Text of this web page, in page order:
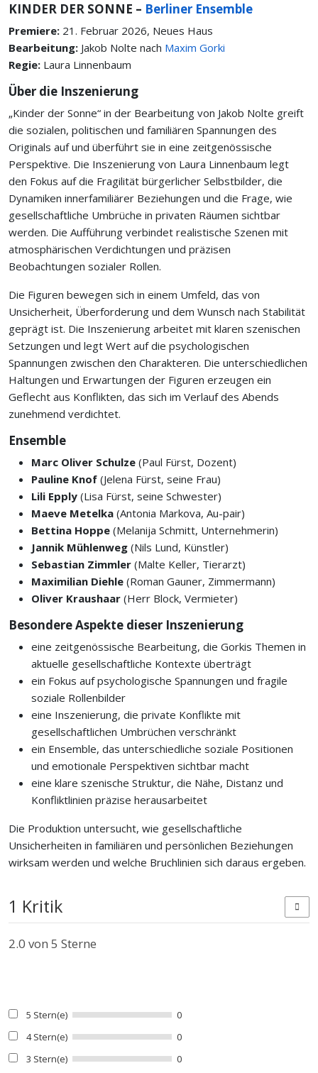
KINDER DER SONNE – Berliner Ensemble
Premiere: 21. Februar 2026, Neues Haus
Bearbeitung: Jakob Nolte nach Maxim Gorki
Regie: Laura Linnenbaum
Über die Inszenierung
„Kinder der Sonne“ in der Bearbeitung von Jakob Nolte greift
die sozialen, politischen und familiären Spannungen des
Originals auf und überführt sie in eine zeitgenössische
Perspektive. Die Inszenierung von Laura Linnenbaum legt
den Fokus auf die Fragilität bürgerlicher Selbstbilder, die
Dynamiken innerfamiliärer Beziehungen und die Frage, wie
gesellschaftliche Umbrüche in privaten Räumen sichtbar
werden. Die Aufführung verbindet realistische Szenen mit
atmosphärischen Verdichtungen und präzisen
Beobachtungen sozialer Rollen.
Die Figuren bewegen sich in einem Umfeld, das von
Unsicherheit, Überforderung und dem Wunsch nach Stabilität
geprägt ist. Die Inszenierung arbeitet mit klaren szenischen
Setzungen und legt Wert auf die psychologischen
Spannungen zwischen den Charakteren. Die unterschiedlichen
Haltungen und Erwartungen der Figuren erzeugen ein
Geflecht aus Konflikten, das sich im Verlauf des Abends
zunehmend verdichtet.
Ensemble
Marc Oliver Schulze (Paul Fürst, Dozent)
Pauline Knof (Jelena Fürst, seine Frau)
Lili Epply (Lisa Fürst, seine Schwester)
Maeve Metelka (Antonia Markova, Au-pair)
Bettina Hoppe (Melanija Schmitt, Unternehmerin)
Jannik Mühlenweg (Nils Lund, Künstler)
Sebastian Zimmler (Malte Keller, Tierarzt)
Maximilian Diehle (Roman Gauner, Zimmermann)
Oliver Kraushaar (Herr Block, Vermieter)
Besondere Aspekte dieser Inszenierung
eine zeitgenössische Bearbeitung, die Gorkis Themen in
aktuelle gesellschaftliche Kontexte überträgt
ein Fokus auf psychologische Spannungen und fragile
soziale Rollenbilder
eine Inszenierung, die private Konflikte mit
gesellschaftlichen Umbrüchen verschränkt
ein Ensemble, das unterschiedliche soziale Positionen
und emotionale Perspektiven sichtbar macht
eine klare szenische Struktur, die Nähe, Distanz und
Konfliktlinien präzise herausarbeitet
Die Produktion untersucht, wie gesellschaftliche
Unsicherheiten in familiären und persönlichen Beziehungen
wirksam werden und welche Bruchlinien sich daraus ergeben.
1 Kritik
2.0 von 5 Sterne
5 Stern(e)
0
4 Stern(e)
0
3 Stern(e)
0